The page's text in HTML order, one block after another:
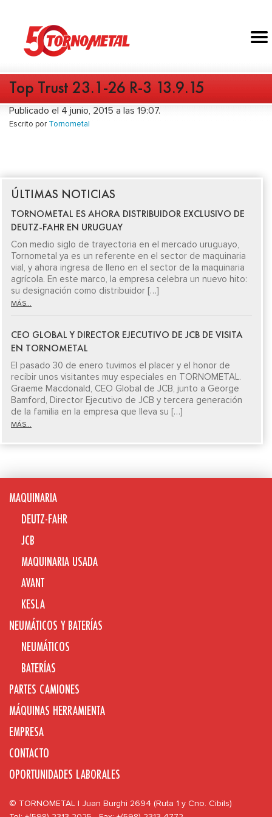
Top Trust 23.1-26 R-3 13.9.15
Publicado el 4 junio, 2015 a las 19:07.
Escrito por Tornometal
ÚLTIMAS NOTICIAS
TORNOMETAL ES AHORA DISTRIBUIDOR EXCLUSIVO DE
DEUTZ-FAHR EN URUGUAY
Con medio siglo de trayectoria en el mercado uruguayo,
Tornometal ya es un referente en el sector de maquinaria
vial, y ahora ingresa de lleno en el sector de la maquinaria
agrícola. En este marco, la empresa celebra un nuevo hito:
su designación como distribuidor […]
MÁS...
CEO GLOBAL Y DIRECTOR EJECUTIVO DE JCB DE VISITA
EN TORNOMETAL
El pasado 30 de enero tuvimos el placer y el honor de
recibir unos visitantes muy especiales en TORNOMETAL.
Graeme Macdonald, CEO Global de JCB, junto a George
Bamford, Director Ejecutivo de JCB y tercera generación
de la familia en la empresa que lleva su […]
MÁS...
MAQUINARIA
DEUTZ-FAHR
JCB
MAQUINARIA USADA
AVANT
KESLA
NEUMÁTICOS Y BATERÍAS
NEUMÁTICOS
BATERÍAS
PARTES CAMIONES
MÁQUINAS HERRAMIENTA
EMPRESA
CONTACTO
OPORTUNIDADES LABORALES
© TORNOMETAL | Juan Burghi 2694 (Ruta 1 y Cno. Cibils)